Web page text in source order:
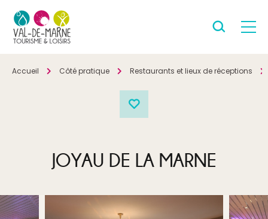
Accueil Côté pratique Restaurants et lieux de réceptions
JOYAU DE LA MARNE